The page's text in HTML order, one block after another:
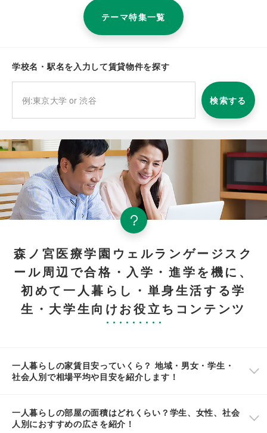
テーマ特集一覧
学校名・駅名を入力して賃貸物件を探す
検索する
森ノ宮医療学園ウェルランゲージスク
ール周辺で合格・入学・進学を機に、
初めて一人暮らし・単身生活する学
生・大学生向けお役立ちコンテンツ
一人暮らしの家賃目安っていくら？ 地域・男女・学生・
社会人別で相場平均や目安を紹介します！
一人暮らしの部屋の面積はどれくらい？学生、女性、社会
人別におすすめの広さを紹介！